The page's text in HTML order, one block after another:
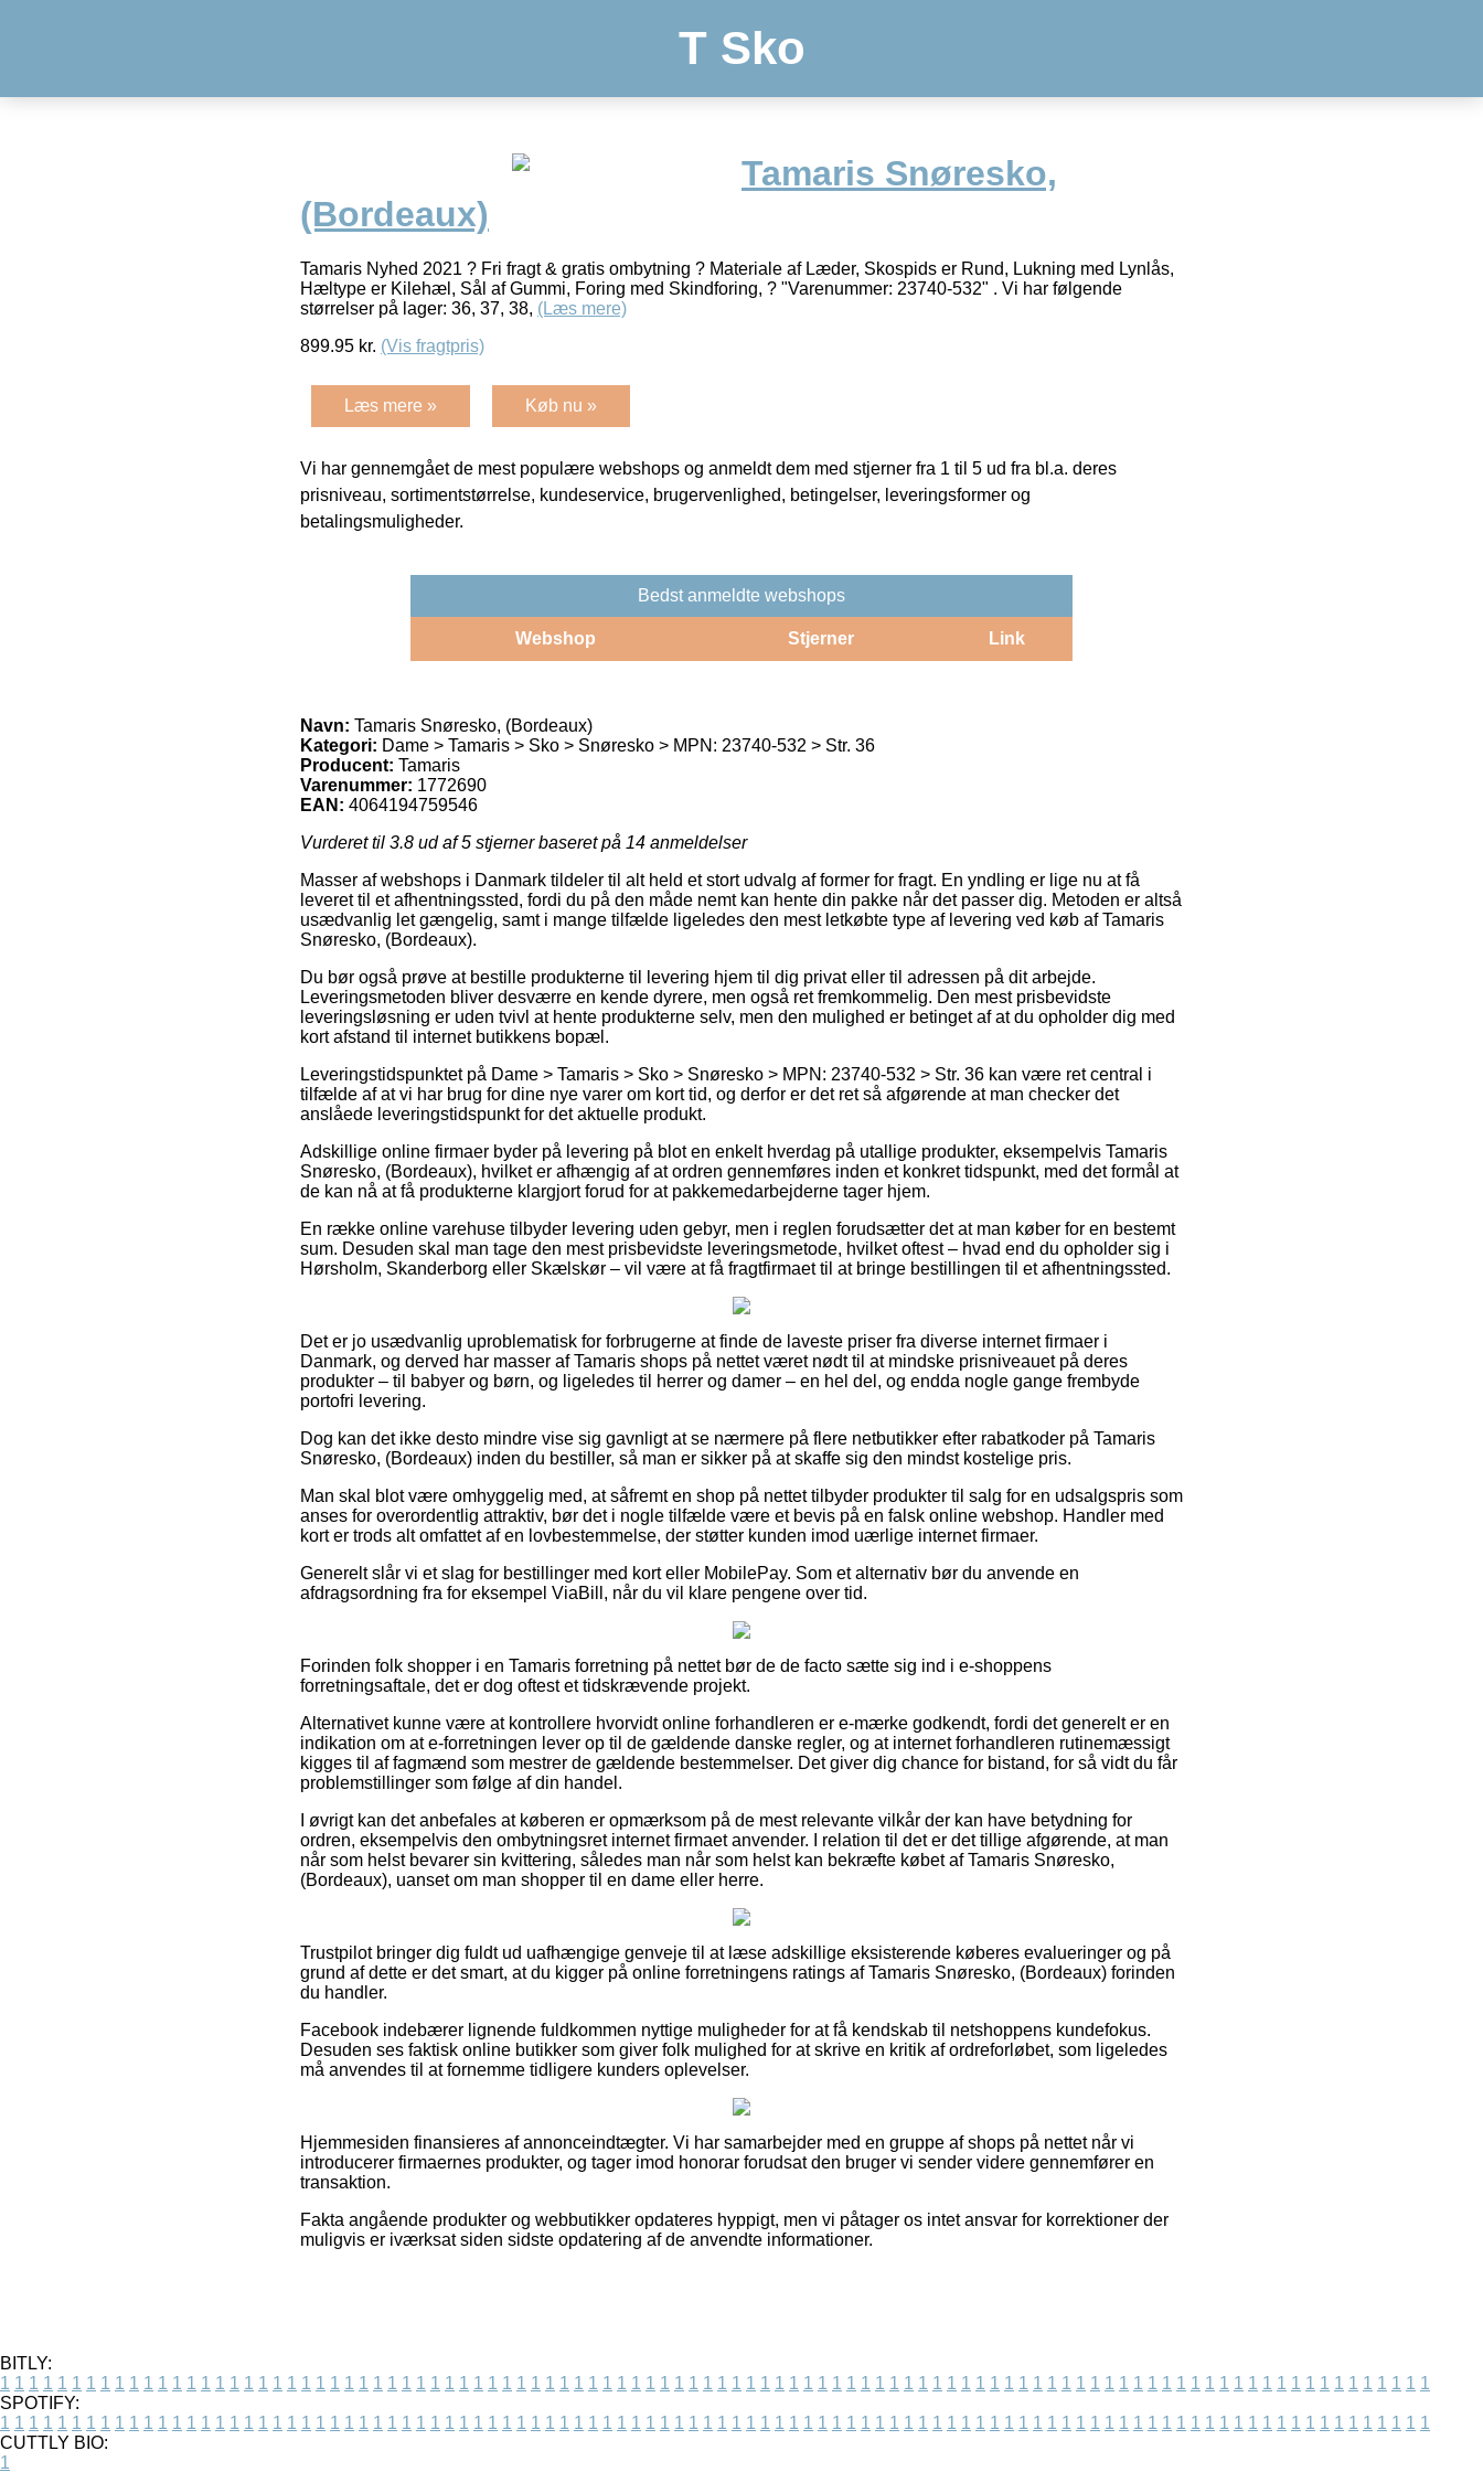
T Sko
Tamaris Snøresko,
(Bordeaux)
Tamaris Nyhed 2021 ? Fri fragt & gratis ombytning ? Materiale af Læder, Skospids er Rund, Lukning med Lynlås,
Hæltype er Kilehæl, Sål af Gummi, Foring med Skindforing, ? "Varenummer: 23740-532" . Vi har følgende
størrelser på lager: 36, 37, 38, (Læs mere)
899.95 kr. (Vis fragtpris)
Læs mere » Køb nu »
Vi har gennemgået de mest populære webshops og anmeldt dem med stjerner fra 1 til 5 ud fra bl.a. deres
prisniveau, sortimentstørrelse, kundeservice, brugervenlighed, betingelser, leveringsformer og
betalingsmuligheder.
Bedst anmeldte webshops
Webshop Stjerner Link
Navn: Tamaris Snøresko, (Bordeaux)
Kategori: Dame > Tamaris > Sko > Snøresko > MPN: 23740-532 > Str. 36
Producent: Tamaris
Varenummer: 1772690
EAN: 4064194759546
Vurderet til 3.8 ud af 5 stjerner baseret på 14 anmeldelser
Masser af webshops i Danmark tildeler til alt held et stort udvalg af former for fragt. En yndling er lige nu at få
leveret til et afhentningssted, fordi du på den måde nemt kan hente din pakke når det passer dig. Metoden er altså
usædvanlig let gængelig, samt i mange tilfælde ligeledes den mest letkøbte type af levering ved køb af Tamaris
Snøresko, (Bordeaux).
Du bør også prøve at bestille produkterne til levering hjem til dig privat eller til adressen på dit arbejde.
Leveringsmetoden bliver desværre en kende dyrere, men også ret fremkommelig. Den mest prisbevidste
leveringsløsning er uden tvivl at hente produkterne selv, men den mulighed er betinget af at du opholder dig med
kort afstand til internet butikkens bopæl.
Leveringstidspunktet på Dame > Tamaris > Sko > Snøresko > MPN: 23740-532 > Str. 36 kan være ret central i
tilfælde af at vi har brug for dine nye varer om kort tid, og derfor er det ret så afgørende at man checker det
anslåede leveringstidspunkt for det aktuelle produkt.
Adskillige online firmaer byder på levering på blot en enkelt hverdag på utallige produkter, eksempelvis Tamaris
Snøresko, (Bordeaux), hvilket er afhængig af at ordren gennemføres inden et konkret tidspunkt, med det formål at
de kan nå at få produkterne klargjort forud for at pakkemedarbejderne tager hjem.
En række online varehuse tilbyder levering uden gebyr, men i reglen forudsætter det at man køber for en bestemt
sum. Desuden skal man tage den mest prisbevidste leveringsmetode, hvilket oftest – hvad end du opholder sig i
Hørsholm, Skanderborg eller Skælskør – vil være at få fragtfirmaet til at bringe bestillingen til et afhentningssted.
Det er jo usædvanlig uproblematisk for forbrugerne at finde de laveste priser fra diverse internet firmaer i
Danmark, og derved har masser af Tamaris shops på nettet været nødt til at mindske prisniveauet på deres
produkter – til babyer og børn, og ligeledes til herrer og damer – en hel del, og endda nogle gange frembyde
portofri levering.
Dog kan det ikke desto mindre vise sig gavnligt at se nærmere på flere netbutikker efter rabatkoder på Tamaris
Snøresko, (Bordeaux) inden du bestiller, så man er sikker på at skaffe sig den mindst kostelige pris.
Man skal blot være omhyggelig med, at såfremt en shop på nettet tilbyder produkter til salg for en udsalgspris som
anses for overordentlig attraktiv, bør det i nogle tilfælde være et bevis på en falsk online webshop. Handler med
kort er trods alt omfattet af en lovbestemmelse, der støtter kunden imod uærlige internet firmaer.
Generelt slår vi et slag for bestillinger med kort eller MobilePay. Som et alternativ bør du anvende en
afdragsordning fra for eksempel ViaBill, når du vil klare pengene over tid.
Forinden folk shopper i en Tamaris forretning på nettet bør de de facto sætte sig ind i e-shoppens
forretningsaftale, det er dog oftest et tidskrævende projekt.
Alternativet kunne være at kontrollere hvorvidt online forhandleren er e-mærke godkendt, fordi det generelt er en
indikation om at e-forretningen lever op til de gældende danske regler, og at internet forhandleren rutinemæssigt
kigges til af fagmænd som mestrer de gældende bestemmelser. Det giver dig chance for bistand, for så vidt du får
problemstillinger som følge af din handel.
I øvrigt kan det anbefales at køberen er opmærksom på de mest relevante vilkår der kan have betydning for
ordren, eksempelvis den ombytningsret internet firmaet anvender. I relation til det er det tillige afgørende, at man
når som helst bevarer sin kvittering, således man når som helst kan bekræfte købet af Tamaris Snøresko,
(Bordeaux), uanset om man shopper til en dame eller herre.
Trustpilot bringer dig fuldt ud uafhængige genveje til at læse adskillige eksisterende køberes evalueringer og på
grund af dette er det smart, at du kigger på online forretningens ratings af Tamaris Snøresko, (Bordeaux) forinden
du handler.
Facebook indebærer lignende fuldkommen nyttige muligheder for at få kendskab til netshoppens kundefokus.
Desuden ses faktisk online butikker som giver folk mulighed for at skrive en kritik af ordreforløbet, som ligeledes
må anvendes til at fornemme tidligere kunders oplevelser.
Hjemmesiden finansieres af annonceindtægter. Vi har samarbejder med en gruppe af shops på nettet når vi
introducerer firmaernes produkter, og tager imod honorar forudsat den bruger vi sender videre gennemfører en
transaktion.
Fakta angående produkter og webbutikker opdateres hyppigt, men vi påtager os intet ansvar for korrektioner der
muligvis er iværksat siden sidste opdatering af de anvendte informationer.
BITLY:
1 1 1 1 1 1 1 1 1 1 1 1 1 1 1 1 1 1 1 1 1 1 1 1 1 1 1 1 1 1 1 1 1 1 1 1 1 1 1 1 1 1 1 1 1 1 1 1 1 1 1 1 1 1 1 1 1 1 1 1 1 1 1 1 1 1 1 1 1 1 1 1 1 1 1 1 1 1 1 1 1 1 1 1 1 1 1 1 1 1 1 1 1 1 1 1 1 1 1 1
SPOTIFY:
1 1 1 1 1 1 1 1 1 1 1 1 1 1 1 1 1 1 1 1 1 1 1 1 1 1 1 1 1 1 1 1 1 1 1 1 1 1 1 1 1 1 1 1 1 1 1 1 1 1 1 1 1 1 1 1 1 1 1 1 1 1 1 1 1 1 1 1 1 1 1 1 1 1 1 1 1 1 1 1 1 1 1 1 1 1 1 1 1 1 1 1 1 1 1 1 1 1 1 1
CUTTLY BIO:
1